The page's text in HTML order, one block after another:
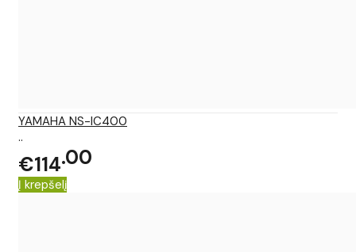
YAMAHA NS-IC400
..
€114 00
Į krepšelį